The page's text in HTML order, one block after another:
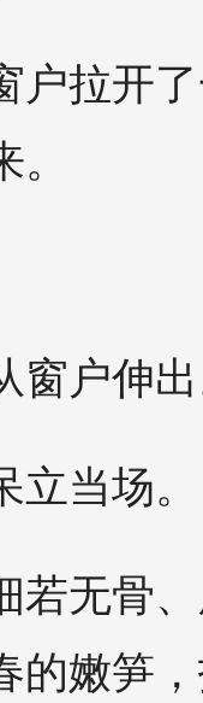
户拉开
窗户伸
立当场。
若无骨
的嫩笋